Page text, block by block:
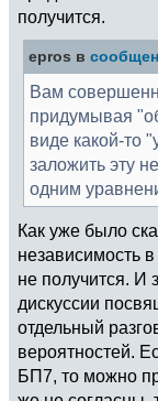
получится.
epros в
Вам
придумывая
виде какой-то
заложить эту
одним
Как уже было
независимость
не получится. И
дискуссии
отдельный
вероятностей.
БП7, то можно